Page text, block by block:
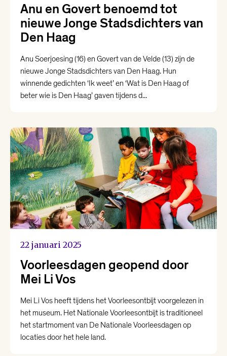
Anu en Govert benoemd tot
nieuwe Jonge Stadsdichters van
Den Haag
Anu Soerjoesing (16) en Govert van de Velde (13) zijn de
nieuwe Jonge Stadsdichters van Den Haag. Hun
winnende gedichten ‘Ik weet’ en ‘Wat is Den Haag of
beter wie is Den Haag’ gaven tijdens d...
22 januari 2025
Voorleesdagen geopend door
Mei Li Vos
Mei Li Vos heeft tijdens het Voorleesontbijt voorgelezen in
het museum. Het Nationale Voorleesontbijt is traditioneel
het startmoment van De Nationale Voorleesdagen op
locaties door het hele land.